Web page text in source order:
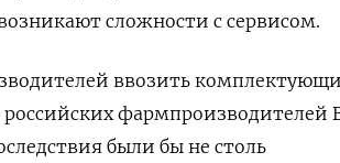
сложности с сервисом.
ввозить
фармпроизводителей
были бы не столь